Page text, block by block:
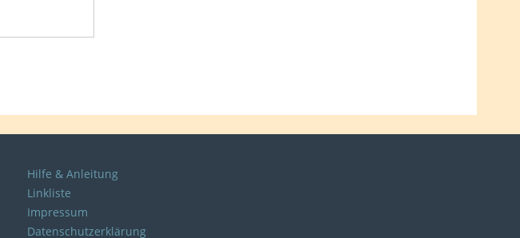
Hilfe & Anleitung
Linkliste
Impressum
Datenschutzerklärung